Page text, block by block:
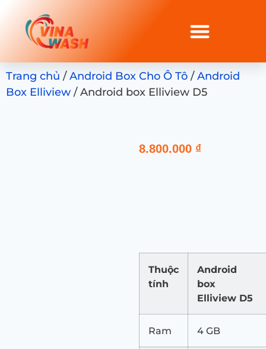
Trang chủ /Android Box Cho Ô Tô /Android
Box Elliview / Android box Elliview D5
8.800.000 ₫
Thuộc
tính
Android
box
Elliview D5
Ram 4 GB